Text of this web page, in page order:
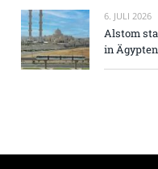
6. JULI 2026
Alstom
in Ägypten